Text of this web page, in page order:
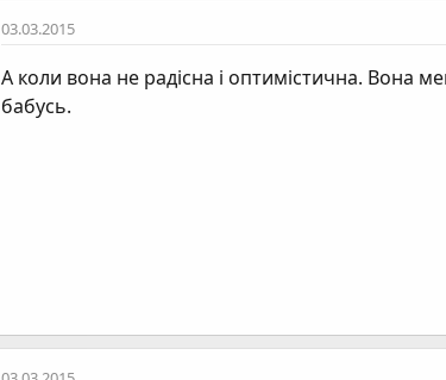
03.03.2015
А коли вона не радісна і оптимістична. Вона
бабусь.